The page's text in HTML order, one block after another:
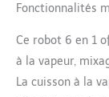
Fonctionnalités
Ce robot 6 en 1
à la vapeur,
La cuisson à la